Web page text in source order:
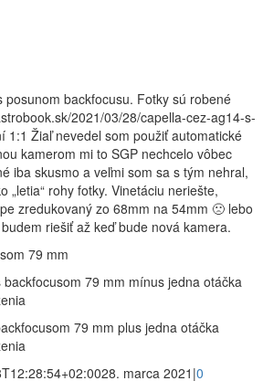
posunom backfocusu. Fotky sú robené
2021/03/28/capella-cez-ag14-s-
1:1 Žiaľ nevedel som použiť automatické
kamerom mi to SGP nechcelo vôbec
iba skusmo a veľmi som sa s tým nehral,
„letia“ rohy fotky. Vinetáciu neriešte,
zredukovaný zo 68mm na 54mm 🙁 lebo
riešiť až keď bude nová kamera.
79 mm
79 mm mínus jedna otáčka
79 mm plus jedna otáčka
28. marca 2021 |0